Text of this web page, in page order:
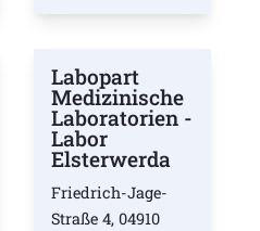
Labopart
Medizinische
Laboratorien -
Labor
Elsterwerda
Friedrich-Jage-
Straße 4, 04910